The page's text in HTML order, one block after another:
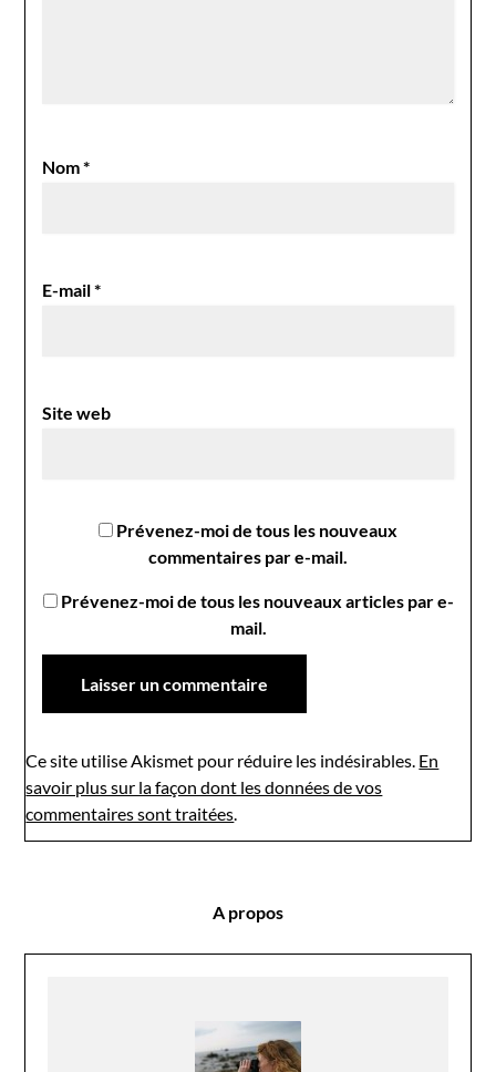
Nom*
E-mail*
Site web
Prévenez-moi de tous les nouveaux
commentaires par e-mail.
Prévenez-moi de tous les nouveaux articles par e-
mail.
Ce site utilise Akismet pour réduire les indésirables. En
savoir plus sur la façon dont les données de vos
commentaires sont traitées.
A propos